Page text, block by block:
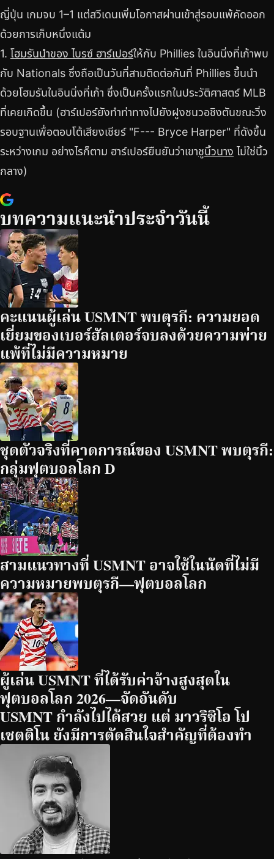
ญี่ปุ่น เกมจบ 1–1 แต่สวีเดนเพิ่มโอกาสผ่านเข้าสู่รอบแพ้คัดออก
ด้วยการเก็บหนึ่งแต้ม
1. โฮมรันนำของ ไบรซ์ ฮาร์เปอร์ให้กับ Phillies ในอินนิ่งที่เก้าพบ
กับ Nationals ซึ่งถือเป็นวันที่สามติดต่อกันที่ Phillies ขึ้นนำ
ด้วยโฮมรันในอินนิ่งที่เก้า ซึ่งเป็นครั้งแรกในประวัติศาสตร์ MLB
ที่เคยเกิดขึ้น (ฮาร์เปอร์ยังทำท่าทางไปยังฝูงชนวอชิงตันขณะวิ่ง
รอบฐานเพื่อตอบโต้เสียงเชียร์ "F--- Bryce Harper" ที่ดังขึ้น
ระหว่างเกม อย่างไรก็ตาม ฮาร์เปอร์ยืนยันว่าเขาชูนิ้วนาง ไม่ใช่นิ้ว
กลาง)
บทความแนะนำประจำวันนี้
คะแนนผู้เล่น USMNT พบตุรกี: ความยอด
เยี่ยมของเบอร์ฮัลเตอร์จบลงด้วยความพ่าย
แพ้ที่ไม่มีความหมาย
ชุดตัวจริงที่คาดการณ์ของ USMNT พบตุรกี:
กลุ่มฟุตบอลโลก D
สามแนวทางที่ USMNT อาจใช้ในนัดที่ไม่มี
ความหมายพบตุรกี—ฟุตบอลโลก
ผู้เล่น USMNT ที่ได้รับค่าจ้างสูงสุดใน
ฟุตบอลโลก 2026—จัดอันดับ
USMNT กำลังไปได้สวย แต่ มาวริซิโอ โป
เชตติโน ยังมีการตัดสินใจสำคัญที่ต้องทำ